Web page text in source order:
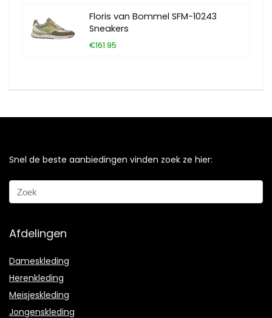
Floris van Bommel SFM-10243
Sneakers
€161.95
Snel de beste aanbiedingen vinden zoek ze hier:
Afdelingen
Dameskleding
Herenkleding
Meisjeskleding
Jongenskleding